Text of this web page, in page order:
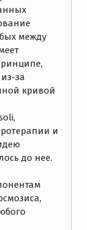
между
за
кривой
и
до нее.